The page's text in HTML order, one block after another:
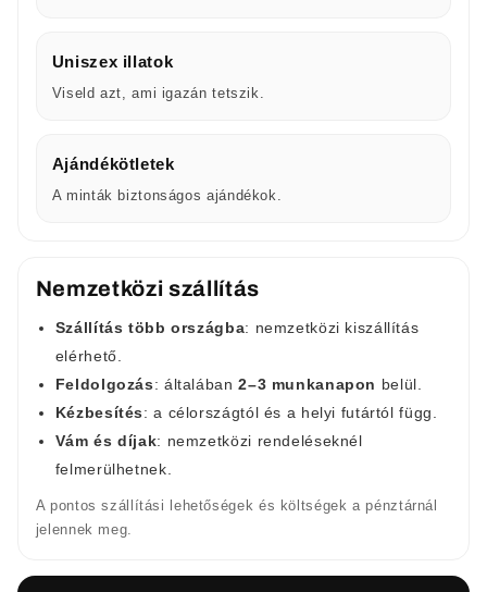
Uniszex illatok
Viseld azt, ami igazán tetszik.
Ajándékötletek
A minták biztonságos ajándékok.
Nemzetközi szállítás
Szállítás több országba: nemzetközi kiszállítás
elérhető.
Feldolgozás: általában2–3 munkanapon belül.
Kézbesítés: a célországtól és a helyi futártól függ.
Vám és díjak: nemzetközi rendeléseknél
felmerülhetnek.
A pontos szállítási lehetőségek és költségek a pénztárnál
jelennek meg.